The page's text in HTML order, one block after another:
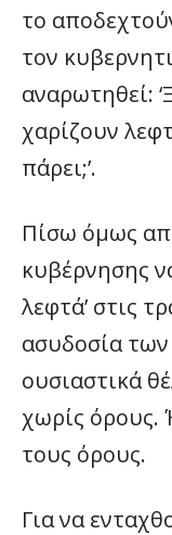
το
τον
αναρωτηθεί:
χαρίζουν
πάρει;’.
Πίσω όμως
κυβέρνησης
λεφτά’ στις
ασυδοσία
ουσιαστικά
χωρίς όρους.
τους όρους.
Για να